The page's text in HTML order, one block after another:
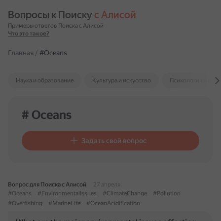
Вопросы к Поиску с Алисой
Примеры ответов Поиска с Алисой
Что это такое?
Главная / #Oceans
Наука и образование Культура и искусство Психология и
# Oceans
Задать свой вопрос
Вопрос для Поиска с Алисой
27 апреля
#Oceans
#EnvironmentalIssues #ClimateChange
#Pollution
#Overfishing
#MarineLife #OceanAcidification